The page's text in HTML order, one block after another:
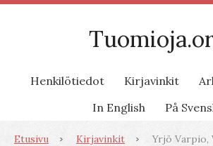
Henkilötiedot Kirjavinkit
In English
På
Etusivu Kirjavinkit
Yrjö Varpio,